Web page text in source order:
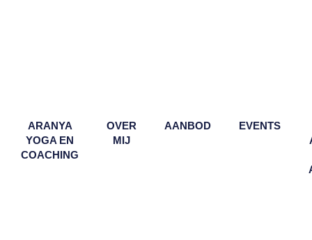
ARANYA
YOGA EN
COACHING
OVER
MIJ
AANBOD
EVENTS